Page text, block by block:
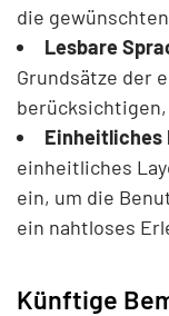
die
Lesbare
Grundsätze der
Einheitliches
einheitliches
ein, um die
ein nahtloses
Künftige